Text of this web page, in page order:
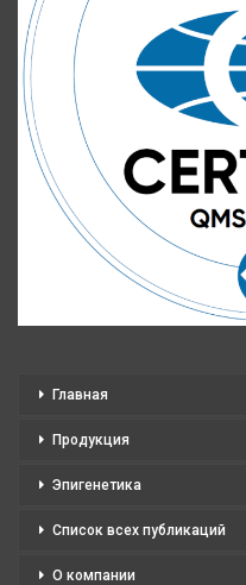
Главная
Продукция
Эпигенетика
Список всех публикаций
О компании